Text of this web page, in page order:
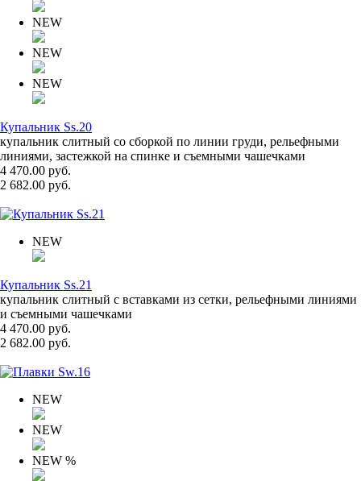
NEW
NEW
NEW
Купальник Ss.20
купальник слитный со сборкой по линии груди, рельефными
линиями, застежкой на спинке и съемными чашечками
4 470.00 руб.
2 682.00 руб.
NEW
Купальник Ss.21
купальник слитный с вставками из сетки, рельефными линиями
и съемными чашечками
4 470.00 руб.
2 682.00 руб.
NEW
NEW
NEW %